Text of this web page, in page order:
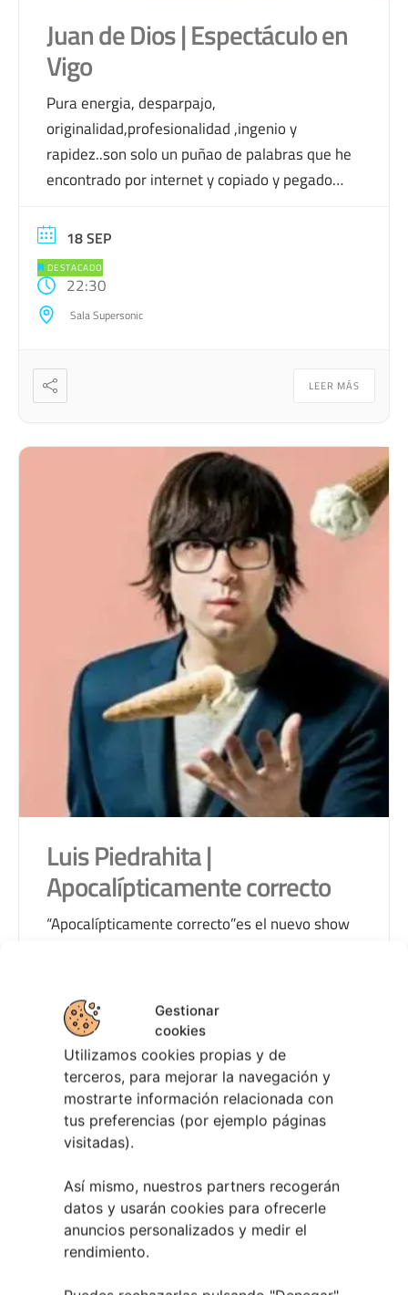
Gestionar
cookies
Utilizamos cookies propias y de
terceros, para mejorar la navegación y
mostrarte información relacionada con
tus preferencias (por ejemplo páginas
visitadas).
Así mismo, nuestros partners recogerán
datos y usarán cookies para ofrecerle
anuncios personalizados y medir el
rendimiento.
Juan de Dios | Espectáculo en
Vigo
Pura energia, desparpajo,
originalidad,profesionalidad ,ingenio y
rapidez..son solo un puñao de palabras que he
encontrado por internet y copiado y pegado
en realidad vais a ver a un imbecil haciendo el
imbecil, que siempre es divertido. A pesar del
cartel el muchacho es inofensivo y promete
haceros pasar un […]
18 SEP
DESTACADO
22:30
Sala Supersonic
LEER MÁS
Luis Piedrahita |
Apocalípticamente correcto
“Apocalípticamente correcto”es el nuevo show
deseado hacer lo que le da la gana, pero ¿es
eso posible o nuestro destino está escrito y no
podemos cambiarlo? Luis ironiza sobre el
horóscopo, que es la prueba incontestable de
que nuestro destino está […]
19 SEP
20:30
Teatro Afundación de Vigo
LEER MÁS